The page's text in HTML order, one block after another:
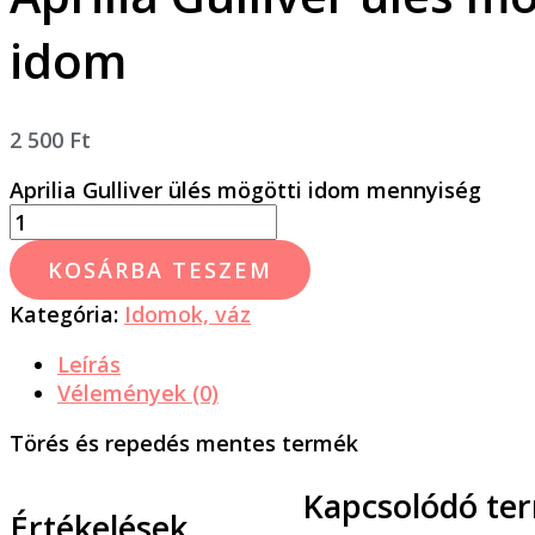
idom
2 500 Ft
Aprilia Gulliver ülés mögötti idom mennyiség
KOSÁRBA TESZEM
Kategória: Idomok, váz
Leírás
Vélemények (0)
Törés és repedés mentes termék
Kapcsolódó